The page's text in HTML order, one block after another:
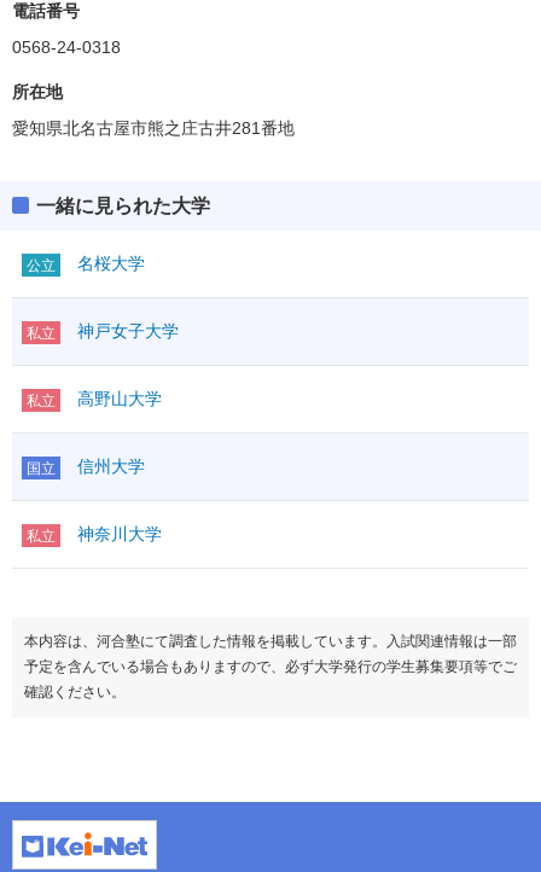
電話番号
0568-24-0318
所在地
愛知県北名古屋市熊之庄古井281番地
一緒に見られた大学
公立 名桜大学
私立 神戸女子大学
私立 高野山大学
国立 信州大学
私立 神奈川大学
本内容は、河合塾にて調査した情報を掲載しています。入試関連情報は一部
予定を含んでいる場合もありますので、必ず大学発行の学生募集要項等でご
確認ください。